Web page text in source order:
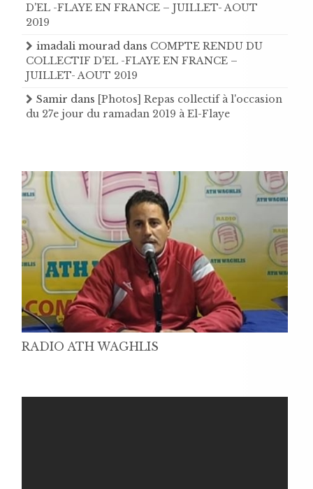
D'EL -FLAYE EN FRANCE – JUILLET- AOUT
2019
imadali mourad dans COMPTE RENDU DU
COLLECTIF D'EL -FLAYE EN FRANCE –
JUILLET- AOUT 2019
Samir dans [Photos] Repas collectif à l'occasion
du 27e jour du ramadan 2019 à El-Flaye
RADIO ATH WAGHLIS